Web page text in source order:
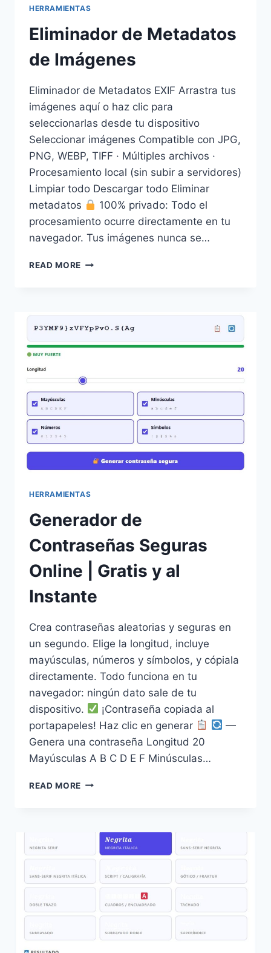
HERRAMIENTAS
Eliminador de Metadatos
de Imágenes
Eliminador de Metadatos EXIF Arrastra tus
imágenes aquí o haz clic para
seleccionarlas desde tu dispositivo
Seleccionar imágenes Compatible con JPG,
PNG, WEBP, TIFF · Múltiples archivos ·
Procesamiento local (sin subir a servidores)
Limpiar todo Descargar todo Eliminar
metadatos
100% privado: Todo el
procesamiento ocurre directamente en tu
navegador. Tus imágenes nunca se…
READ MORE ELIMINADOR
HERRAMIENTAS
Generador de
Contraseñas Seguras
Online | Gratis y al
Instante
Crea contraseñas aleatorias y seguras en
un segundo. Elige la longitud, incluye
mayúsculas, números y símbolos, y cópiala
directamente. Todo funciona en tu
navegador: ningún dato sale de tu
dispositivo.
¡Contraseña copiada al
portapapeles! Haz clic en generar
—
Genera una contraseña Longitud 20
Mayúsculas A B C D E F Minúsculas…
READ MORE GENERADOR
ONLINE
GRATIS
AL